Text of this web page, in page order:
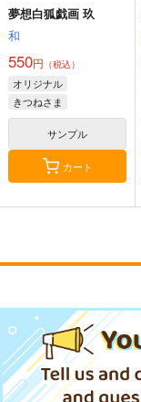
猪娘タペストリー
1,100円（税込）
サンプル
作品詳細
夢想白狐戯画 玖
和
550円 （税込）
オリジナル
きつねさま
サンプル
カート